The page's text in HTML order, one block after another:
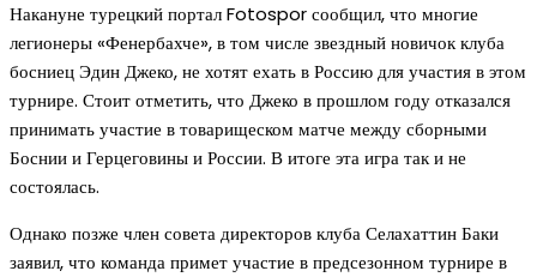
Накануне турецкий портал Fotospor сообщил, что многие
легионеры «Фенербахче», в том числе звездный новичок клуба
босниец Эдин Джеко, не хотят ехать в Россию для участия в этом
турнире. Стоит отметить, что Джеко в прошлом году отказался
принимать участие в товарищеском матче между сборными
Боснии и Герцеговины и России. В итоге эта игра так и не
состоялась.
Однако позже член совета директоров клуба Селахаттин Баки
заявил, что команда примет участие в предсезонном турнире в